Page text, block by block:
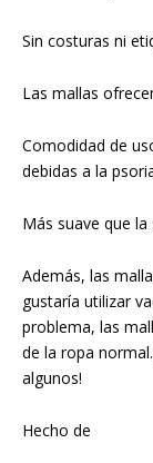
Sin costuras ni
Las mallas
Comodidad de
debidas a la
Más suave que
Además, las
gustaría utilizar
problema, las
de la ropa
algunos!
Hecho de